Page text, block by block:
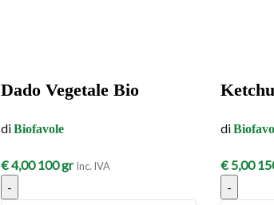
Dado Vegetale Bio
diBiofavole
€4,00 100 gr Inc. IVA
-
di
€5,00
-